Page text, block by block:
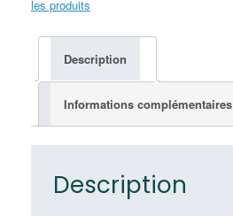
Zip
les produits
Description
Informations complémentaires
Description